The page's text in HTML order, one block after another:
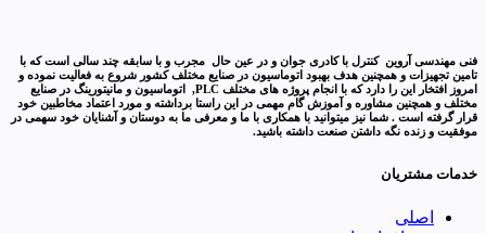
فنی مهندسی آروین کنترل با کادری جوان و در عین حال مجرب و با سابقه چند سالی است که با
تامین تجهیزات و همچنین هدف بهبود اتوماسیون در صنایع مختلف کشور شروع به فعالیت نموده و
امروز افتخار این را دارد که با انجام پروژه های مختلف PLC, اتوماسیون و مانیتورینگ در صنایع
مختلف و همچنین مشاوره و آموزش گام مهمی در این راستا برداشته و مورد اعتماد مخاطبین خود
قرار گرفته است . شما نیز میتوانید با همکاری با ما و معرفی ما به دوستان و آشنایان خود سهمی در
موفقیت و زنده نگه داشتن صنعت داشته باشید.
خدمات مشتریان
اصلی